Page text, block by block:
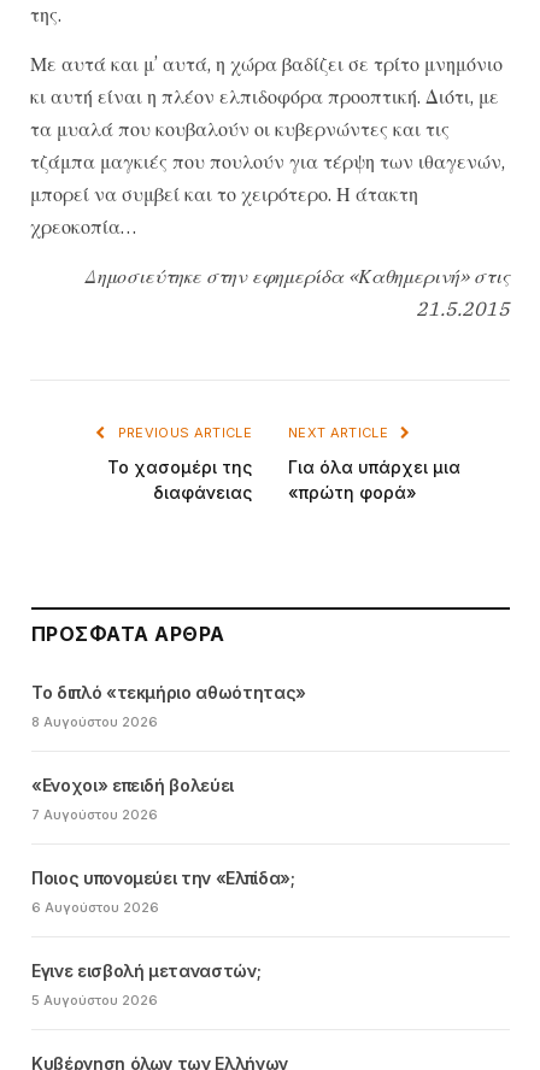
της.
Με αυτά και μ’ αυτά, η χώρα βαδίζει σε τρίτο μνημόνιο
κι αυτή είναι η πλέον ελπιδοφόρα προοπτική. Διότι, με
τα μυαλά που κουβαλούν οι κυβερνώντες και τις
τζάμπα μαγκιές που πουλούν για τέρψη των ιθαγενών,
μπορεί να συμβεί και το χειρότερο. Η άτακτη
χρεοκοπία…
Δημοσιεύτηκε στην εφημερίδα «Καθημερινή» στις
21.5.2015
PREVIOUS ARTICLE
Το χασομέρι της
διαφάνειας
NEXT ARTICLE
Για όλα υπάρχει μια
«πρώτη φορά»
ΠΡΌΣΦΑΤΑ ΆΡΘΡΑ
Το διπλό «τεκμήριο αθωότητας»
8 Αυγούστου 2026
«Ενοχοι» επειδή βολεύει
7 Αυγούστου 2026
Ποιος υπονομεύει την «Ελπίδα»;
6 Αυγούστου 2026
Εγινε εισβολή μεταναστών;
5 Αυγούστου 2026
Κυβέρνηση όλων των Ελλήνων